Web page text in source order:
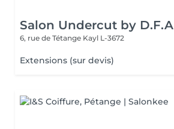
Salon Undercut by D.F.A
6, rue de Tétange Kayl L-3672
Extensions (sur devis)